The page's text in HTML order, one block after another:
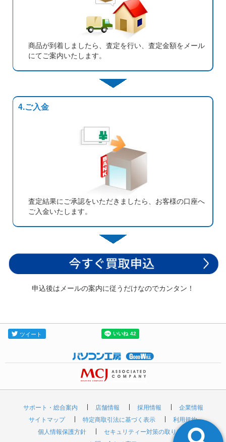
商品が到着しましたら、査定を行い、査定金額をメール
にてご案内いたします。
4.ご入金
査定結果にご承認をいただきましたら、お客様の口座へ
ご入金いたします。
申込後はメールの案内に従うだけなのでカンタン！
サポート・総合案内 店舗情報 採用情報
企業情報
サイトマップ
特定商取引法に基づく表示
利用規約
個人情報保護方針
セキュリティー対策の取り組み